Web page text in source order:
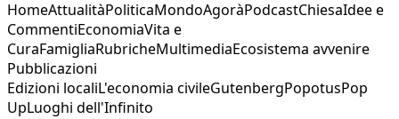
HomeAttualitàPoliticaMondoAgoràPodcastChiesaIdee e
CommentiEconomiaVita e
CuraFamigliaRubricheMultimediaEcosistema avvenire
Pubblicazioni
Edizioni localiL'economia civileGutenbergPopotusPop
UpLuoghi dell'Infinito